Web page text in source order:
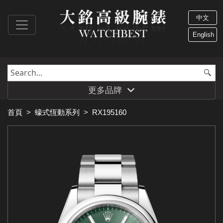
中文
English
更多品牌
首頁 > 蠔式恆動系列 > RX195160